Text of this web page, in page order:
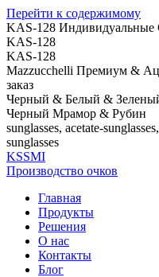
Перейти к содержимому
KAS-128 Индивидуальные
KAS-128
KAS-128
Mazzucchelli Премиум &
заказ
Черный & Белый &
Черный Мрамор & Рубин
sunglasses, acetate-
sunglasses
KSSMI
Производство очков
Главная
Продукты
Решения
О нас
Контакты
Блог